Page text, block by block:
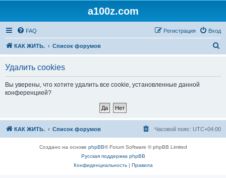
a100z.com
FAQ Вход
Регистрация
КАК ЖИТЬ. Список форумов
Удалить cookies
Вы уверены, что хотите удалить все cookie, установленные данной
конференцией?
КАК ЖИТЬ. Список форумов Часовой пояс: UTC+04:00
Создано на основе phpBB® Forum Software © phpBB Limited
Русская поддержка phpBB
Конфиденциальность| Правила